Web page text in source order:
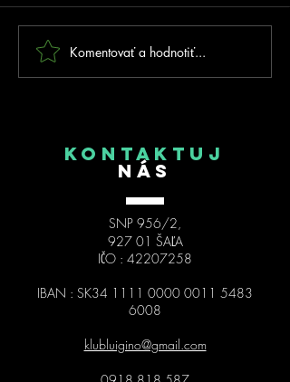
FOTOGALÉRIA - Prvé
MSR na inline dráhe v
Komentovať a hodnotiť...
KONTAKTUJ
NÁS
SNP 956/2,
927 01 ŠAĽA
IČO : 42207258
IBAN : SK34 1111 0000 0011 5483
6008
klubluigino@gmail.com